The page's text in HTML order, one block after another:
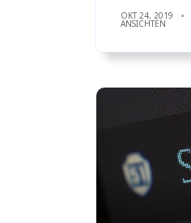
OKT 24, 2019
ANSICHTEN